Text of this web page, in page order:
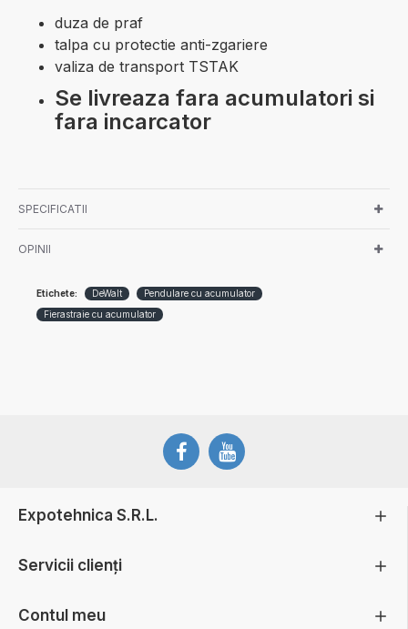
duza de praf
talpa cu protectie anti-zgariere
valiza de transport TSTAK
Se livreaza fara acumulatori si
fara incarcator
SPECIFICATII
OPINII
Etichete: DeWalt
Pendulare cu acumulator
Fierastraie cu acumulator
Expotehnica S.R.L.
Servicii clienți
Contul meu